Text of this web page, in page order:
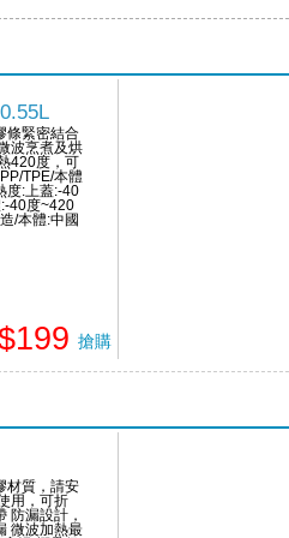
條緊密結合
波烹煮及烘
420度，可
TPE/本體
度:上蓋:-40
40度~420
/本體:中國
搶購
材質，請安
用，可折
防漏設計，
微波加熱最